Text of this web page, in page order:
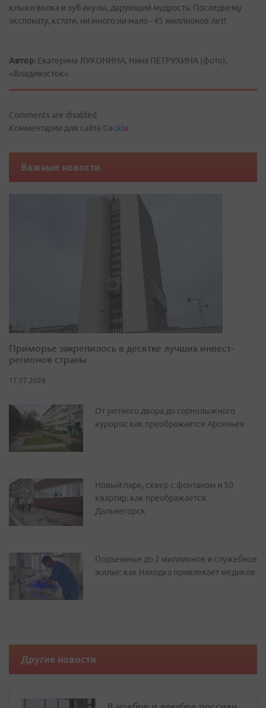
клыки волка и зуб акулы, дарующий мудрость. Последнему
экспонату, кстати, ни много ни мало - 45 миллионов лет!
Автор: Екатерина ЛУКОНИНА, Нина ПЕТРУХИНА (фото),
«Владивосток»
Comments are disabled
Комментарии для сайта Cackle
Важные новости
Приморье закрепилось в десятке лучших инвест-
регионов страны
17.07.2026
От уютного двора до горнолыжного
курорта: как преображается Арсеньев
Новый парк, сквер с фонтаном и 50
квартир: как преображается
Дальнегорск
Подъемные до 2 миллионов и служебное
жилье: как Находка привлекает медиков
Другие новости